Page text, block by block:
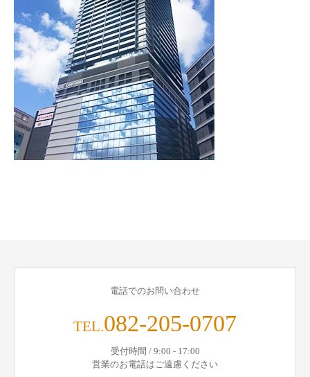
電話でのお問い合わせ
TEL.082-205-0707
受付時間 / 9:00 - 17:00
営業のお電話はご遠慮ください